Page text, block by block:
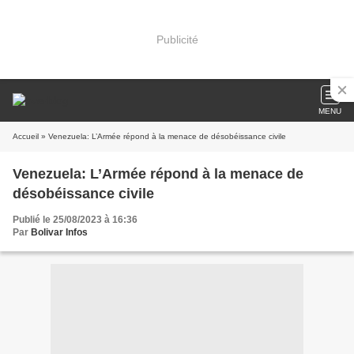
Publicité
MENU
Accueil » Venezuela: L’Armée répond à la menace de désobéissance civile
Venezuela: L’Armée répond à la menace de
désobéissance civile
Publié le 25/08/2023 à 16:36
Par Bolivar Infos